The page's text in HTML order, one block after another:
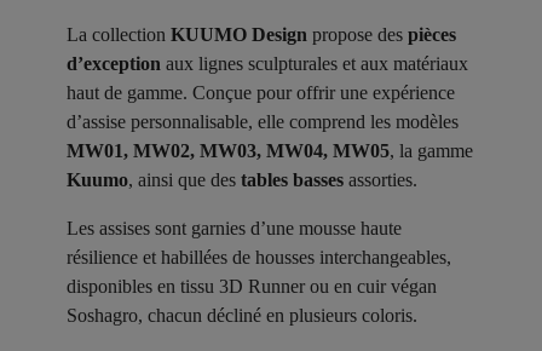
La collection KUUMO Design propose des pièces
d’exception aux lignes sculpturales et aux matériaux
haut de gamme. Conçue pour offrir une expérience
d’assise personnalisable, elle comprend les modèles
MW01, MW02, MW03, MW04, MW05, la gamme
Kuumo, ainsi que des tables basses assorties.
Les assises sont garnies d’une mousse haute
résilience et habillées de housses interchangeables,
disponibles en tissu 3D Runner ou en cuir végan
Soshagro, chacun décliné en plusieurs coloris.